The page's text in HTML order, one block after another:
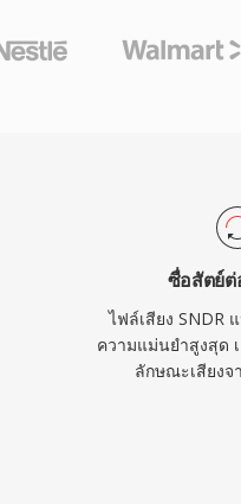
ซื่อสัตย์
ไฟล์เสียง SNDR
ความแม่นยำสูงสุด
ลักษณะเสียง